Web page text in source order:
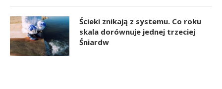
Ścieki znikają z systemu. Co roku
skala dorównuje jednej trzeciej
Śniardw